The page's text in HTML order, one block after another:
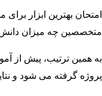
متخصصین چه میزان
پروژه گرفته می شود و نتایج دو آزمون با